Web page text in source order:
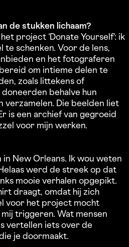
de stukken lichaam?
project ‘Donate Yourself’: ik
te schenken. Voor de lens,
en het fotograferen
om intieme delen te
zoals littekens of
behalve hun
verzamelen. Die beelden liet
is een archief van gegroeid
voor mijn werken.
in New Orleans. Ik wou weten
werd de streek op dat
mooie verhalen opgepikt.
draagt, omdat hij zich
voor het project mocht
triggeren. Wat mensen
vertellen iets over de
je doormaakt.